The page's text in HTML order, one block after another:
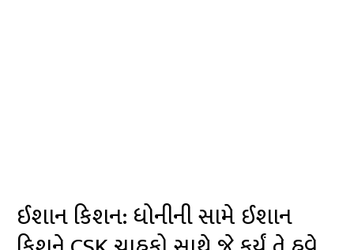
ઈશાન કિશન: ધોનીની સામે ઈશાન